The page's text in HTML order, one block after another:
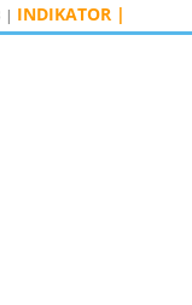
| INDIKATOR |